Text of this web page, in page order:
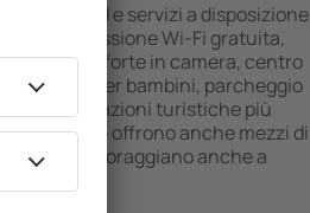
standard e servizi a disposizione
la connessione Wi-Fi gratuita,
bar/cassaforte in camera, centro
giochi per bambini, parcheggio
sulle attrazioni turistiche più
strutture offrono anche mezzi di
A volte incoraggiano anche a